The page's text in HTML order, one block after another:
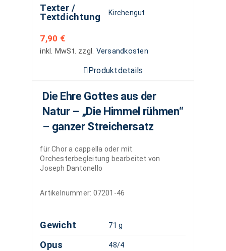
Texter /
Textdichtung
Kirchengut
7,90 €
inkl. MwSt. zzgl. Versandkosten
Produktdetails
Die Ehre Gottes aus der
Natur – „Die Himmel rühmen“
– ganzer Streichersatz
für Chor a cappella oder mit
Orchesterbegleitung bearbeitet von
Joseph Dantonello
Artikelnummer: 07201-46
Gewicht 71 g
Opus 48/4